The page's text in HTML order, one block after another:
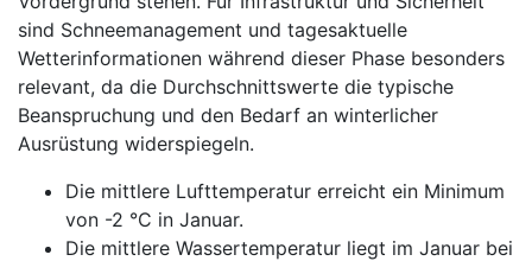
sind Schneemanagement und tagesaktuelle
Wetterinformationen während dieser Phase besonders
relevant, da die Durchschnittswerte die typische
Beanspruchung und den Bedarf an winterlicher
Ausrüstung widerspiegeln.
Die mittlere Lufttemperatur erreicht ein Minimum
von -2 °C in Januar.
Die mittlere Wassertemperatur liegt im Januar bei